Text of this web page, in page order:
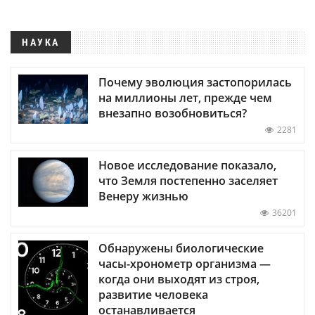
НАУКА
Почему эволюция застопорилась
на миллионы лет, прежде чем
внезапно возобновиться?
2281
Новое исследование показало,
что Земля постепенно заселяет
Венеру жизнью
36201
Обнаружены биологические
часы-хронометр организма —
когда они выходят из строя,
развитие человека
останавливается